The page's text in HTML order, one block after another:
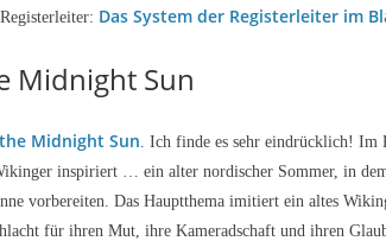
Das System der Registerleiter im
Midnight Sun
Midnight Sun . Ich finde es sehr eindrücklich! Im
inspiriert … ein alter nordischer Sommer, in
vorbereiten. Das Hauptthema imitiert ein altes
für ihren Mut, ihre Kameradschaft und ihren